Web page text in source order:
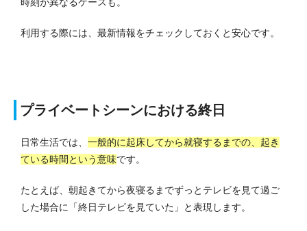
利用する際には、最新情報をチェックしておくと安心です。
プライベートシーンにおける終日
日常生活では、 一般的に起床してから就寝するまでの、起き
ている時間という意味です。
たとえば、朝起きてから夜寝るまでずっとテレビを見て過ご
した場合に「終日テレビを見ていた」と表現します。